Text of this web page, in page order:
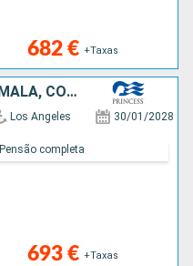
682 € +Taxas
CARAIBAS - MEXICO, GUATEMALA, COSTA RICA, PANAMA, ARUBA, ESTADOS UNIDOS
Los Angeles 30/01/2028
693 € +Taxas
Pensão completa